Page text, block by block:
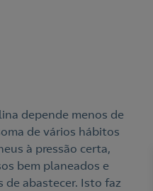
depende menos de
de vários hábitos
à pressão certa,
bem planeados e
de abastecer. Isto faz